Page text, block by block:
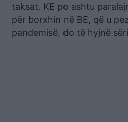
taksat. KE po ashtu
për borxhin në BE, që u
pandemisë, do të hyjnë